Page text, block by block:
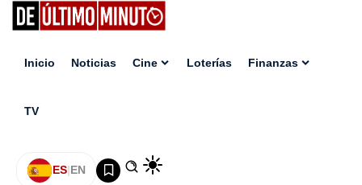
Inicio Noticias Cine Loterías Finanzas
TV
ES|EN